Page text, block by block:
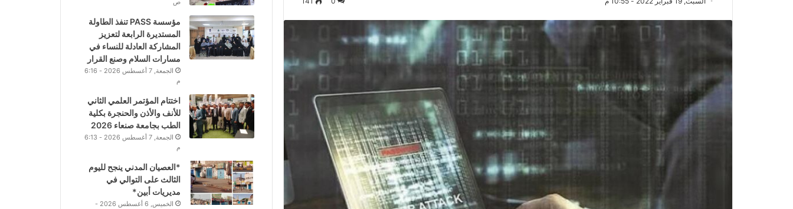
ص
مؤسسة PASS تنفذ الطاولة
المستديرة الرابعة لتعزيز
المشاركة العادلة للنساء في
مسارات السلام وصنع القرار
الجمعة, 7 أغسطس 2026 - 6:16
م
اختتام المؤتمر العلمي الثاني
للأنف والأذن والحنجرة بكلية
الطب بجامعة صنعاء 2026
الجمعة, 7 أغسطس 2026 - 6:13
م
*العصيان المدني ينجح لليوم
الثالث على التوالي في
مديريات أبين*
الخميس, 6 أغسطس 2026 -